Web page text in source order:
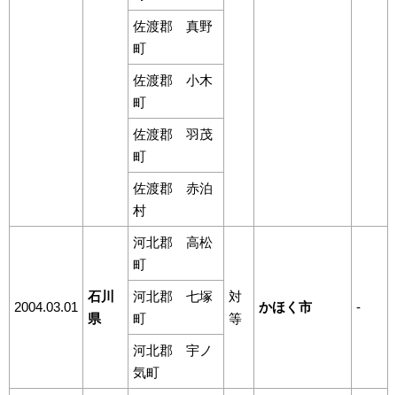
佐渡郡 真野
町
佐渡郡 小木
町
佐渡郡 羽茂
町
佐渡郡 赤泊
村
2004.03.01
石川
県
河北郡 高松
町
対
等
かほく市 -
河北郡 七塚
町
河北郡 宇ノ
気町